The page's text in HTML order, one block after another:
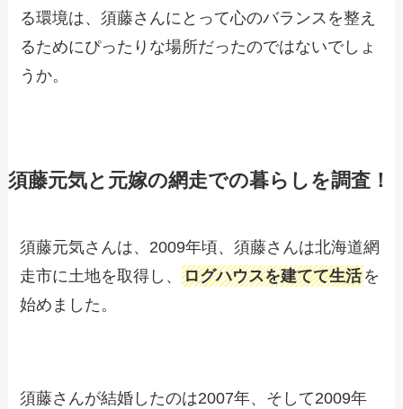
る環境は、須藤さんにとって心のバランスを整え
るためにぴったりな場所だったのではないでしょ
うか。
須藤元気と元嫁の網走での暮らしを調査！
須藤元気さんは、2009年頃、須藤さんは北海道網
走市に土地を取得し、ログハウスを建てて生活を
始めました。
須藤さんが結婚したのは2007年、そして2009年